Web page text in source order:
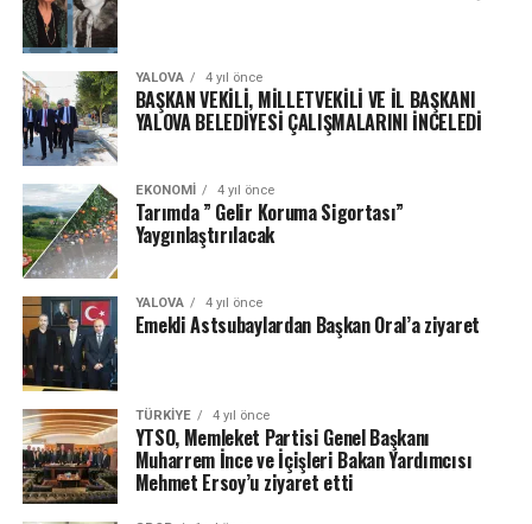
YALOVA 4 yıl önce
BAŞKAN VEKİLİ, MİLLETVEKİLİ VE İL BAŞKANI
YALOVA BELEDİYESİ ÇALIŞMALARINI İNCELEDİ
EKONOMI 4 yıl önce
Tarımda ” Gelir Koruma Sigortası”
Yaygınlaştırılacak
YALOVA 4 yıl önce
Emekli Astsubaylardan Başkan Oral’a ziyaret
TÜRKIYE 4 yıl önce
YTSO, Memleket Partisi Genel Başkanı
Muharrem İnce ve İçişleri Bakan Yardımcısı
Mehmet Ersoy’u ziyaret etti